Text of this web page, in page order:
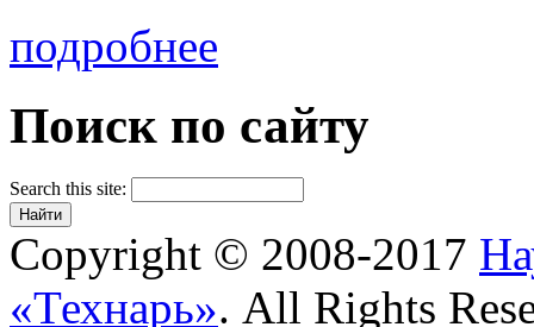
подробнее
Поиск по сайту
Search this site:
Copyright © 2008-2017
«Технарь». All Rights